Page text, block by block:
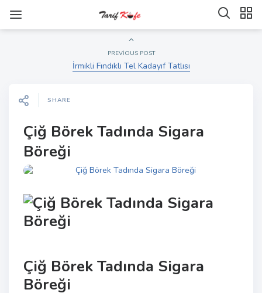
PREVIOUS POST
İrmikli Fındıklı Tel Kadayıf Tatlısı
SHARE
Çiğ Börek Tadında Sigara
Böreği
Çiğ Börek Tadında Sigara
Böreği